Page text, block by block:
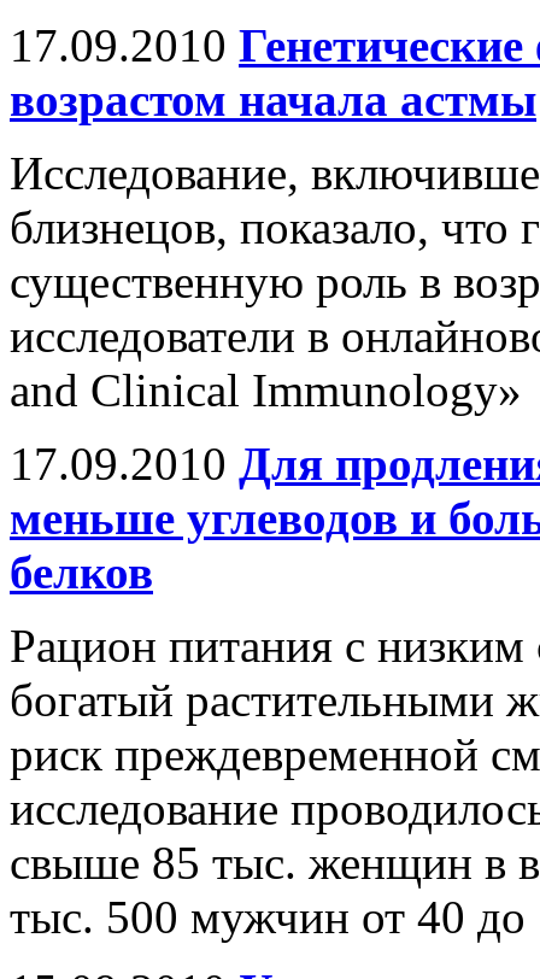
17.09.2010
возрастом начала астмы
Исследование,
близнецов, показало, что
существенную роль в
исследователи в
and Clinical Immunology»
17.09.2010 Для
меньше углеводов и
белков
Рацион питания с
богатый растительными
риск преждевременной
исследование
свыше 85 тыс. женщин в
тыс. 500 мужчин от 40 до